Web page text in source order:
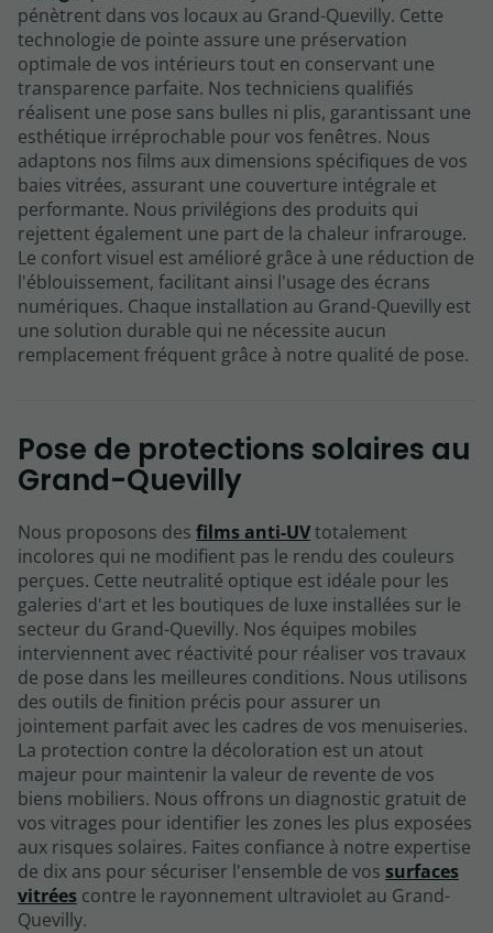
pénètrent dans vos locaux au Grand-Quevilly. Cette
technologie de pointe assure une préservation
optimale de vos intérieurs tout en conservant une
transparence parfaite. Nos techniciens qualifiés
réalisent une pose sans bulles ni plis, garantissant une
esthétique irréprochable pour vos fenêtres. Nous
adaptons nos films aux dimensions spécifiques de vos
baies vitrées, assurant une couverture intégrale et
performante. Nous privilégions des produits qui
rejettent également une part de la chaleur infrarouge.
Le confort visuel est amélioré grâce à une réduction de
l'éblouissement, facilitant ainsi l'usage des écrans
numériques. Chaque installation au Grand-Quevilly est
une solution durable qui ne nécessite aucun
remplacement fréquent grâce à notre qualité de pose.
Pose de protections solaires au
Grand-Quevilly
Nous proposons des films anti-UVtotalement
incolores qui ne modifient pas le rendu des couleurs
perçues. Cette neutralité optique est idéale pour les
galeries d'art et les boutiques de luxe installées sur le
secteur du Grand-Quevilly. Nos équipes mobiles
interviennent avec réactivité pour réaliser vos travaux
de pose dans les meilleures conditions. Nous utilisons
des outils de finition précis pour assurer un
jointement parfait avec les cadres de vos menuiseries.
La protection contre la décoloration est un atout
majeur pour maintenir la valeur de revente de vos
biens mobiliers. Nous offrons un diagnostic gratuit de
vos vitrages pour identifier les zones les plus exposées
aux risques solaires. Faites confiance à notre expertise
de dix ans pour sécuriser l'ensemble de vos surfaces
vitrées contre le rayonnement ultraviolet au Grand-
Quevilly.